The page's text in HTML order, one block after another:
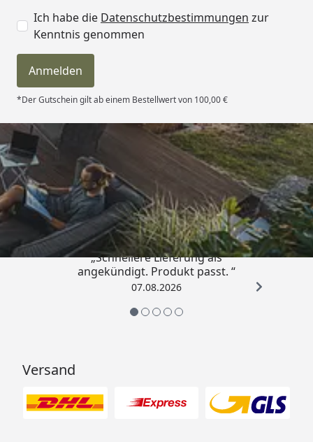
Ich habe die Datenschutzbestimmungen zur
Kenntnis genommen
Anmelden
*Der Gutschein gilt ab einem Bestellwert von 100,00 €
Trusted Shops
4,81/ 5
„Schnellere Lieferung als
angekündigt. Produkt passt. “
07.08.2026
Versand